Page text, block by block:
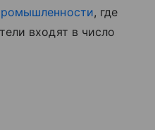
, где
входят в число